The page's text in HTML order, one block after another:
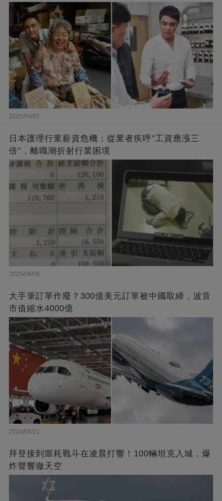
闆的福報
2025/09/07
日本護理行業薪資危機：從業者疾呼"工資應漲三
倍"，離職潮折射行業困境
2025/08/08
大手筆訂單作廢？300億美元訂單被中國取締，波音
市值縮水4000億
2024/05/21
拜登接到噩耗戰斗在凌晨打響！100輛坦克入城，爆
炸聲響徹天空